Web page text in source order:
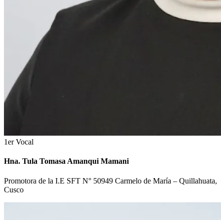
1er Vocal
Hna. Tula Tomasa Amanqui Mamani
Promotora de la I.E SFT N° 50949 Carmelo de María – Quillahuata,
Cusco